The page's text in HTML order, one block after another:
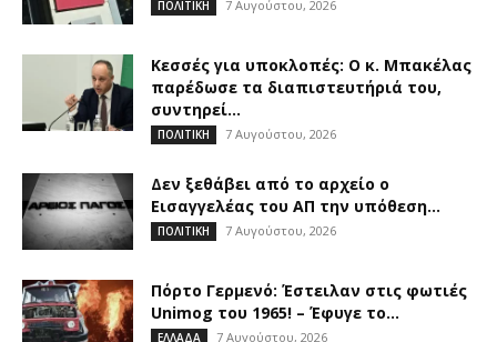
ΠΟΛΙΤΙΚΗ 7 Αυγούστου, 2026
Κεσσές για υποκλοπές: Ο κ. Μπακέλας
παρέδωσε τα διαπιστευτήριά του,
συντηρεί...
ΠΟΛΙΤΙΚΗ 7 Αυγούστου, 2026
Δεν ξεθάβει από το αρχείο ο
Εισαγγελέας του ΑΠ την υπόθεση...
ΠΟΛΙΤΙΚΗ 7 Αυγούστου, 2026
Πόρτο Γερμενό: Έστειλαν στις φωτιές
Unimog του 1965! – Έφυγε το...
ΕΛΛΑΔΑ 7 Αυγούστου, 2026